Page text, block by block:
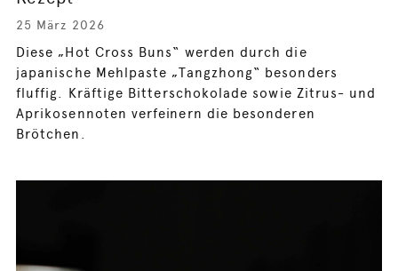
25 März 2026
Diese „Hot Cross Buns“ werden durch die
japanische Mehlpaste „Tangzhong“ besonders
fluffig. Kräftige Bitterschokolade sowie Zitrus- und
Aprikosennoten verfeinern die besonderen
Brötchen.